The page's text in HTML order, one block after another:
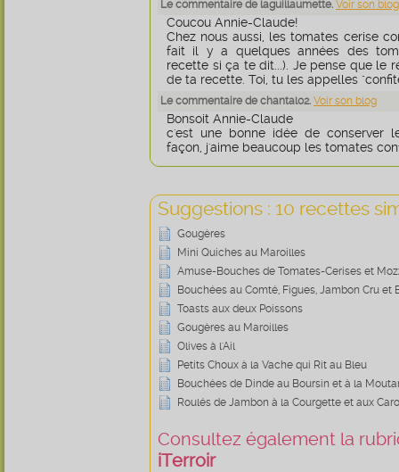
Le commentaire de laguillaumette. Voir son blog
Coucou Annie-Claude!
Chez nous aussi, les tomates cerise
fait il y a quelques années des
recette si ça te dit...). Je pense que le
de ta recette. Toi, tu les appelles
Le commentaire de chantal02. Voir son blog
Bonsoit Annie-Claude
c'est une bonne idée de conserver
façon, j'aime beaucoup les tomates
Suggestions : 10 recettes
Gougères
Mini Quiches au Maroilles
Amuse-Bouches de Tomates-Cerises et
Bouchées au Comté, Figues, Jambon Cru et
Toasts aux deux Poissons
Gougères au Maroilles
Olives à l'Ail
Petits Choux à la Vache qui Rit au Bleu
Bouchées de Dinde au Boursin et à la
Roulés de Jambon à la Courgette et aux
Consultez également la
iTerroir